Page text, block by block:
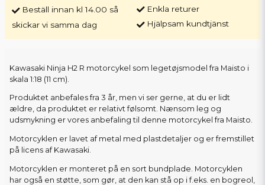
Beställ innan kl 14.00 så
skickar vi samma dag
Enkla returer
Hjälpsam kundtjänst
Kawasaki Ninja H2 R motorcykel som legetøjsmodel fra Maisto i
skala 1:18 (11 cm).
Produktet anbefales fra 3 år, men vi ser gerne, at du er lidt
ældre, da produktet er relativt følsomt. Nænsom leg og
udsmykning er vores anbefaling til denne motorcykel fra Maisto.
Motorcyklen er lavet af metal med plastdetaljer og er fremstillet
på licens af Kawasaki.
Motorcyklen er monteret på en sort bundplade. Motorcyklen
har også en støtte, som gør, at den kan stå op i f.eks. en bogreol,